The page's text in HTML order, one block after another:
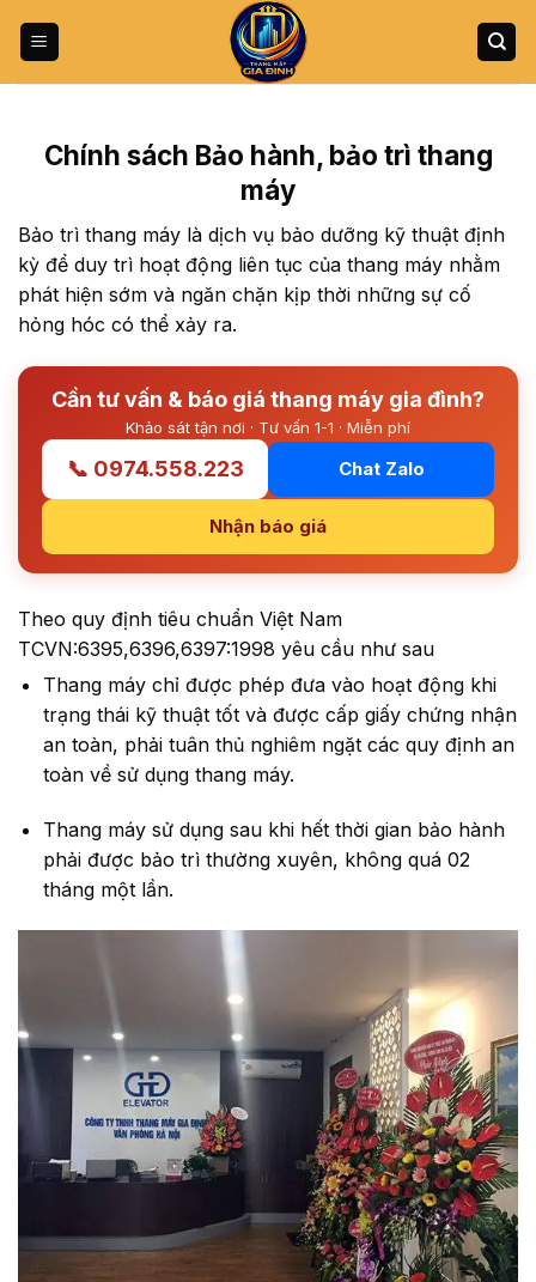
qua
Chính sách Bảo hành, bảo trì thang
máy
Bảo trì thang máy là dịch vụ bảo dưỡng kỹ thuật định
kỳ để duy trì hoạt động liên tục của thang máy nhằm
phát hiện sớm và ngăn chặn kịp thời những sự cố
hỏng hóc có thể xảy ra.
Cần tư vấn & báo giá thang máy gia đình?
Khảo sát tận nơi · Tư vấn 1-1 · Miễn phí
📞 0974.558.223 Chat Zalo
Nhận báo giá
Theo quy định tiêu chuẩn Việt Nam
TCVN:6395,6396,6397:1998 yêu cầu như sau
Thang máy chỉ được phép đưa vào hoạt động khi
trạng thái kỹ thuật tốt và được cấp giấy chứng nhận
an toàn, phải tuân thủ nghiêm ngặt các quy định an
toàn về sử dụng thang máy.
Thang máy sử dụng sau khi hết thời gian bảo hành
phải được bảo trì thường xuyên, không quá 02
tháng một lần.